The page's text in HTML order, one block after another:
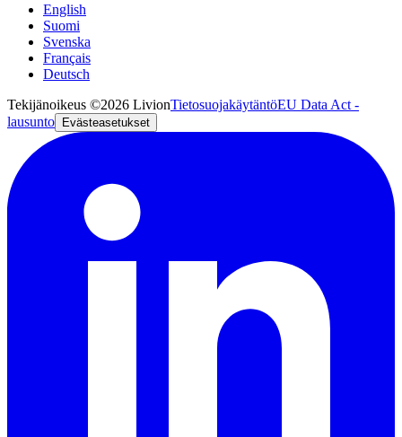
English
Suomi
Svenska
Français
Deutsch
Tekijänoikeus ©2026 LivionTietosuojakäytäntöEU Data Act -
lausunto Evästeasetukset